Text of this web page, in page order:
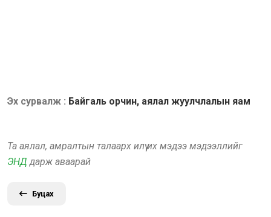
Эх сурвалж : Байгаль орчин, аялал жуулчлалын яам
Та аялал, амралтын талаарх илүү их мэдээ мэдээллийг
ЭНД дарж аваарай
Буцах